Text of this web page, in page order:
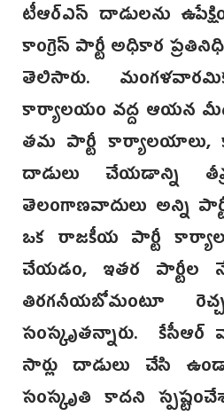
టీఆర్‌ఎస్ దాడులను
కాంగ్రెస్ పార్టీ అధికార
తెలిసారు.
కార్యాలయం వద్ద ఆయన
తమ పార్టీ కార్యాలయాలు,
దాడులు చేయడాన్ని
తెలంగాణవాదులు అన్ని
ఒక రాజకీయ పార్టీ
చేయడం, ఇతర పార్టీల
తిరగనీయబోమంటూ
సంస్కృతన్నారు.
సార్లు దాడులు చేసి
సంస్కృతి కాదని